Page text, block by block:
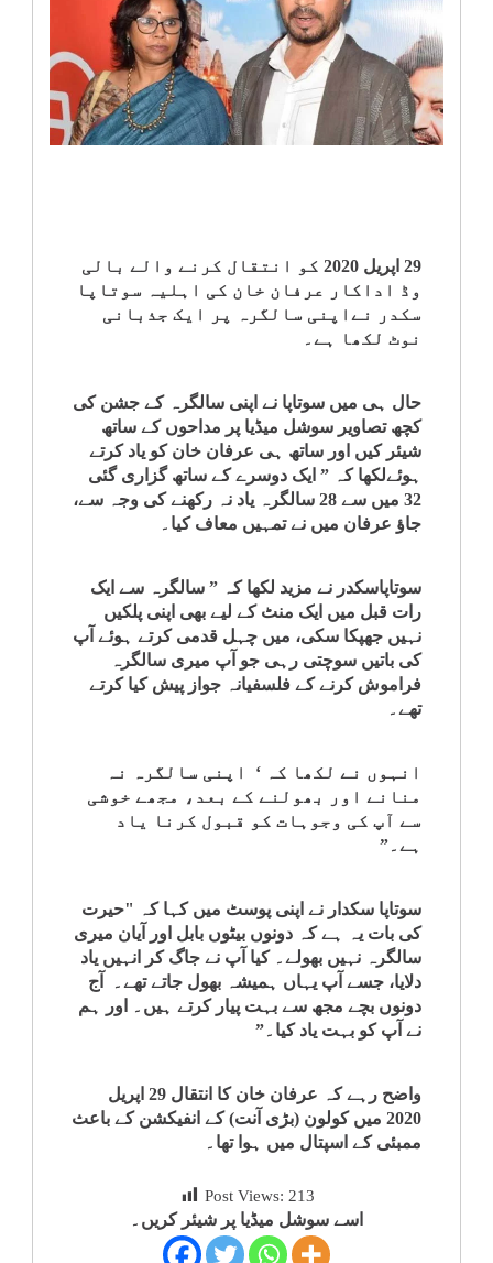
انٹرٹینمنٹ
صحت
کھیل
‎کرائم
سیاست
قومی
سپلیمنٹس
29 اپریل 2020 کو انتقال کرنے والے بالی
وڈ اداکار عرفان خان کی اہلیہ سوتاپا
سکدر نےاپنی سالگرہ پر ایک جذبانی
نوٹ لکھا ہے۔
حال ہی میں سوتاپا نے اپنی سالگرہ کے جشن کی
کچھ تصاویر سوشل میڈیا پر مداحوں کے ساتھ
شیئر کیں اور ساتھ ہی عرفان خان کو یاد کرتے
ہوئےلکھا کہ ” ایک دوسرے کے ساتھ گزاری گئی
32 میں سے 28 سالگرہ یاد نہ رکھنے کی وجہ سے،
جاؤ عرفان میں نے تمہیں معاف کیا۔
سوتاپاسکدر نے مزید لکھا کہ ” سالگرہ سے ایک
رات قبل میں ایک منٹ کے لیے بھی اپنی پلکیں
نہیں جھپکا سکی، میں چہل قدمی کرتے ہوئے آپ
کی باتیں سوچتی رہی جو آپ میری سالگرہ
فراموش کرنے کے فلسفیانہ جواز پیش کیا کرتے
تھے۔
انہوں نے لکھا کہ ‘ اپنی سالگرہ نہ
منانے اور بھولنے کے بعد، مجھے خوشی
سے آپ کی وجوہات کو قبول کرنا یاد
ہے۔”
سوتاپا سکدار نے اپنی پوسٹ میں کہا کہ "حیرت
کی بات یہ ہے کہ دونوں بیٹوں بابل اور آیان میری
سالگرہ نہیں بھولے۔ کیا آپ نے جاگ کر انہیں یاد
دلایا، جسے آپ یہاں ہمیشہ بھول جاتے تھے۔ آج
دونوں بچے مجھ سے بہت پیار کرتے ہیں۔ اور ہم
نے آپ کو بہت یاد کیا۔”
واضح رہے کہ عرفان خان کا انتقال 29 اپریل
2020 میں کولون (بڑی آنت) کے انفیکشن کے باعث
ممبئی کے اسپتال میں ہوا تھا۔
Post Views: 213
اسے سوشل میڈیا پر شیئر کریں۔